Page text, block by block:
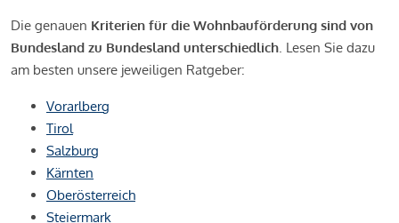
Die genauen Kriterien für die Wohnbauförderung sind von
Bundesland zu Bundesland unterschiedlich. Lesen Sie dazu
am besten unsere jeweiligen Ratgeber:
Vorarlberg
Tirol
Salzburg
Kärnten
Oberösterreich
Steiermark